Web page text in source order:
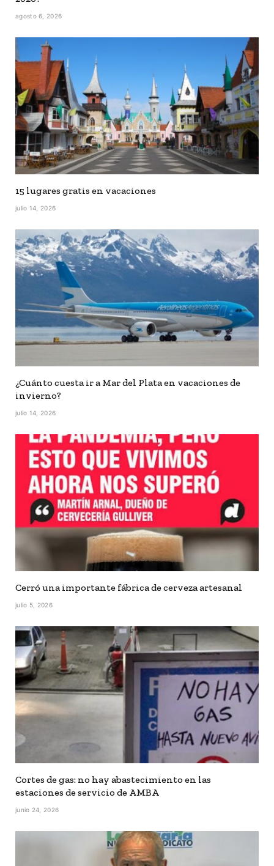
agosto 6, 2026
15 lugares gratis en vacaciones
julio 14, 2026
¿Cuánto cuesta ir a Mar del Plata en vacaciones de
invierno?
julio 14, 2026
Cerró una importante fábrica de cerveza artesanal
julio 5, 2026
Cortes de gas: no hay abastecimiento en las
estaciones de servicio de AMBA
junio 24, 2026